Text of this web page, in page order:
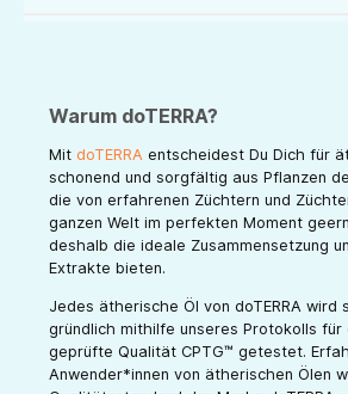
Warum doTERRA?
Mit doTERRA entscheidest Du Dich für
schonend und sorgfältig aus Pflanzen
die von erfahrenen Züchtern und
ganzen Welt im perfekten Moment
deshalb die ideale Zusammensetzung
Extrakte bieten.
Jedes ätherische Öl von doTERRA wird
gründlich mithilfe unseres Protokolls
geprüfte Qualität CPTG™ getestet.
Anwender*innen von ätherischen Ölen